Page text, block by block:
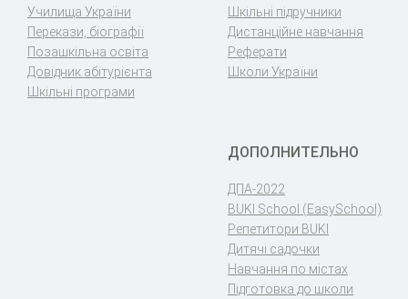
Училища України
Перекази, біографії
Позашкільна освіта
Довідник абітурієнта
Шкільні програми
Шкільні підручники
Дистанційне навчання
Реферати
Школи України
ДОПОЛНИТЕЛЬНО
ДПА-2022
BUKI School (EasySchool)
Репетитори BUKI
Дитячі садочки
Навчання по містах
Підготовка до школи